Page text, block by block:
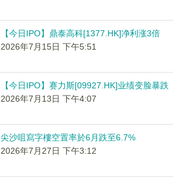
【今日IPO】鼎泰高科[1377.HK]净利涨3倍
2026年7月15日 下午5:51
【今日IPO】赛力斯[09927.HK]业绩变脸暴跌
2026年7月13日 下午4:07
尖沙咀寫字樓空置率於6月跌至6.7%
2026年7月27日 下午3:12